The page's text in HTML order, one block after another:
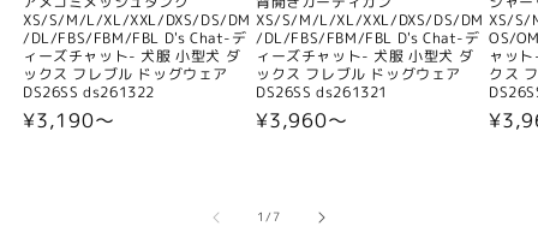
XS/S/M/L/XL/XXL/DXS/DS/DM
/DL/FBS/FBM/FBL D's Chat-デ
ィーズチャット- 犬服 小型犬 ダ
ックス フレブル ドッグウェア
DS26SS ds261322
通
¥3,190〜
XS/S/M/L/XL/XXL/DXS/DS/DM
/DL/FBS/FBM/FBL D's Chat-デ
ィーズチャット- 犬服 小型犬 ダ
ックス フレブル ドッグウェア
DS26SS ds261321
通
¥3,960〜
XS/
OS/
ャッ
クス
通
1/の
7